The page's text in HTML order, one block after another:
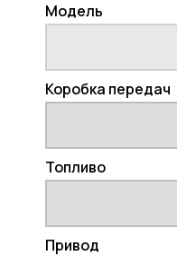
Модель
Коробка передач
Топливо
Привод